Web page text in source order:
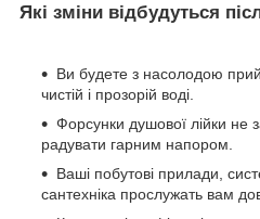
Які зміни відбудуться
Ви будете з насолодою
чистій і прозорій воді.
Форсунки душової лійки не
радувати гарним напором.
Ваші побутові прилади,
сантехніка прослужать вам